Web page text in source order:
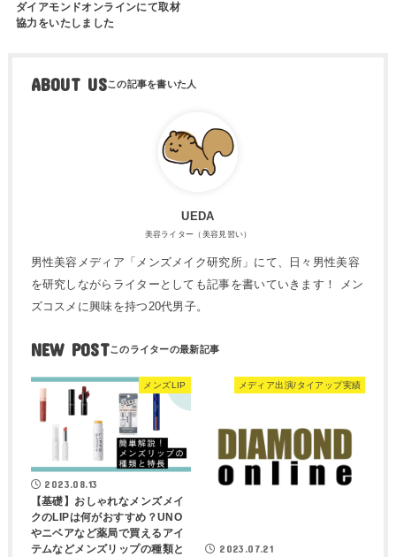
ダイアモンドオンラインにて取材
協力をいたしました
ABOUT US
UEDA
美容ライター（美容見習い）
男性美容メディア「メンズメイク研究所」にて、日々男性美容
を研究しながらライターとしても記事を書いていきます！ メン
ズコスメに興味を持つ20代男子。
NEW POST
メンズLIP
2023.08.13
【基礎】おしゃれなメンズメイ
クのLIPは何がおすすめ？UNO
やニベアなど薬局で買えるアイ
テムなどメンズリップの種類と
メディア出演/タイアップ実績
2023.07.21